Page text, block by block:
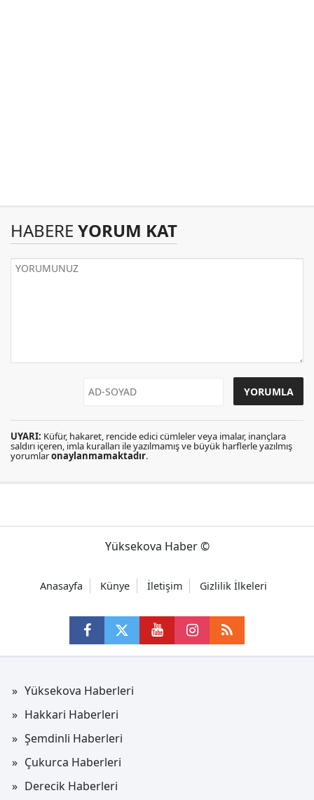
HABERE YORUM KAT
UYARI: Küfür, hakaret, rencide edici cümleler veya imalar, inançlara
saldırı içeren, imla kuralları ile yazılmamış ve büyük harflerle yazılmış
yorumlaronaylanmamaktadır.
Yüksekova Haber ©
Anasayfa Künye İletişim Gizlilik İlkeleri
Yüksekova Haberleri
Hakkari Haberleri
Şemdinli Haberleri
Çukurca Haberleri
Derecik Haberleri